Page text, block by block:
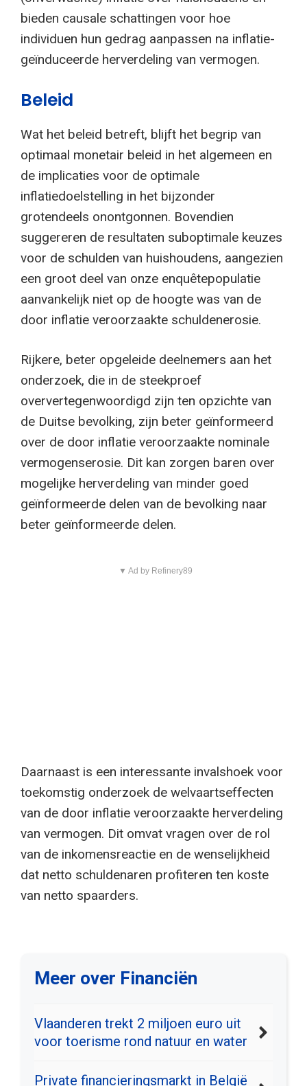
bieden causale schattingen voor hoe
individuen hun gedrag aanpassen na inflatie-
geïnduceerde herverdeling van vermogen.
Beleid
Wat het beleid betreft, blijft het begrip van
optimaal monetair beleid in het algemeen en
de implicaties voor de optimale
inflatiedoelstelling in het bijzonder
grotendeels onontgonnen. Bovendien
suggereren de resultaten suboptimale keuzes
voor de schulden van huishoudens, aangezien
een groot deel van onze enquêtepopulatie
aanvankelijk niet op de hoogte was van de
door inflatie veroorzaakte schuldenerosie.
Rijkere, beter opgeleide deelnemers aan het
onderzoek, die in de steekproef
oververtegenwoordigd zijn ten opzichte van
de Duitse bevolking, zijn beter geïnformeerd
over de door inflatie veroorzaakte nominale
vermogenserosie. Dit kan zorgen baren over
mogelijke herverdeling van minder goed
geïnformeerde delen van de bevolking naar
beter geïnformeerde delen.
▼ Ad by Refinery89
Daarnaast is een interessante invalshoek voor
toekomstig onderzoek de welvaartseffecten
van de door inflatie veroorzaakte herverdeling
van vermogen. Dit omvat vragen over de rol
van de inkomensreactie en de wenselijkheid
dat netto schuldenaren profiteren ten koste
van netto spaarders.
Meer over Financiën
Vlaanderen trekt 2 miljoen euro uit
voor toerisme rond natuur en water
Private financieringsmarkt in België